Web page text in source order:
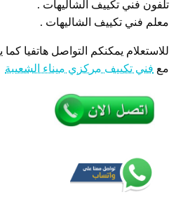
تلفون فني تكييف الشاليهات .
معلم فني تكييف الشاليهات .
للاستعلام يمكنكم التواصل هاتفيا
مع فني تكييف مركزي ميناء الشعيبة